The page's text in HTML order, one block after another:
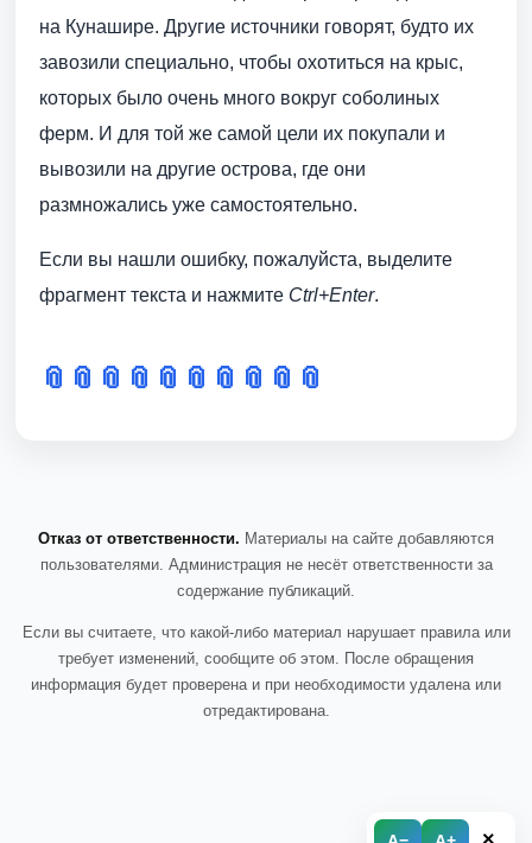
на Кунашире. Другие источники говорят, будто их
завозили специально, чтобы охотиться на крыс,
которых было очень много вокруг соболиных
ферм. И для той же самой цели их покупали и
вывозили на другие острова, где они
размножались уже самостоятельно.
Если вы нашли ошибку, пожалуйста, выделите
фрагмент текста и нажмите Ctrl+Enter.
📎 📎 📎 📎 📎 📎 📎 📎 📎 📎
Отказ от ответственности. Материалы на сайте добавляются
пользователями. Администрация не несёт ответственности за
содержание публикаций.
Если вы считаете, что какой-либо материал нарушает правила или
требует изменений, сообщите об этом. После обращения
информация будет проверена и при необходимости удалена или
отредактирована.